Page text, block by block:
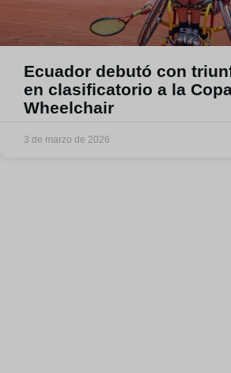
Ecuador debutó con
en clasificatorio a la
Wheelchair
3 de marzo de 2026